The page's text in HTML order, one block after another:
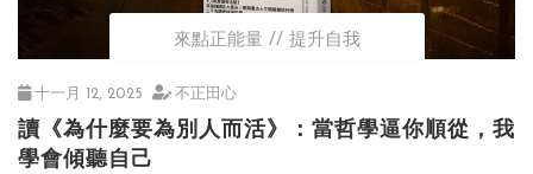
來點正能量 提升自我
十一月 12, 2025 不正田心
讀《為什麼要為別人而活》：當哲學逼你順從，我
學會傾聽自己